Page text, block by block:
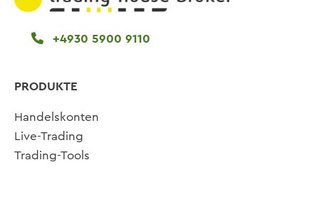
+4930 5900 9110
PRODUKTE
Handelskonten
Live-Trading
Trading-Tools